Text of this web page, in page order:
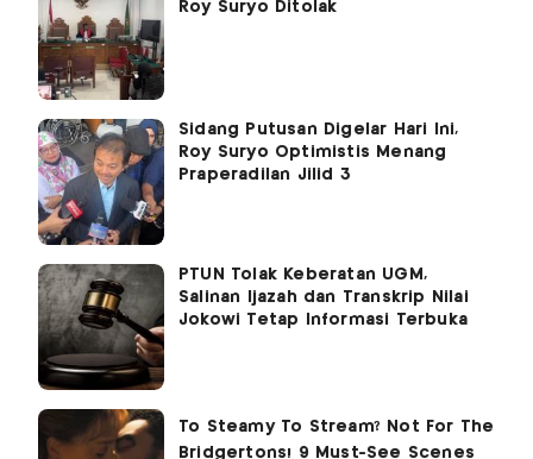
Roy Suryo Ditolak
Sidang Putusan Digelar Hari Ini,
Roy Suryo Optimistis Menang
Praperadilan Jilid 3
PTUN Tolak Keberatan UGM,
Salinan Ijazah dan Transkrip Nilai
Jokowi Tetap Informasi Terbuka